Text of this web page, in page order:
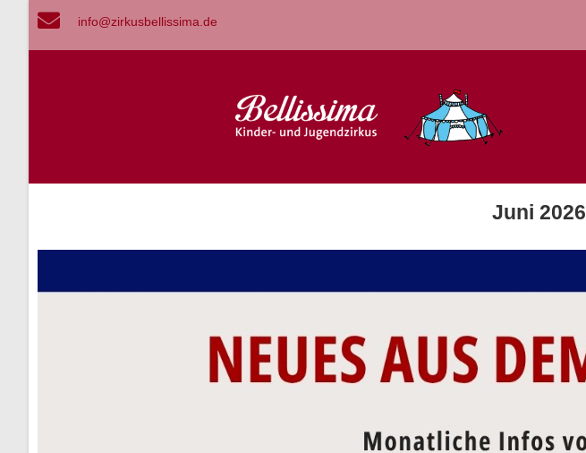
info@zirkusbellissima.de
Juni 2026